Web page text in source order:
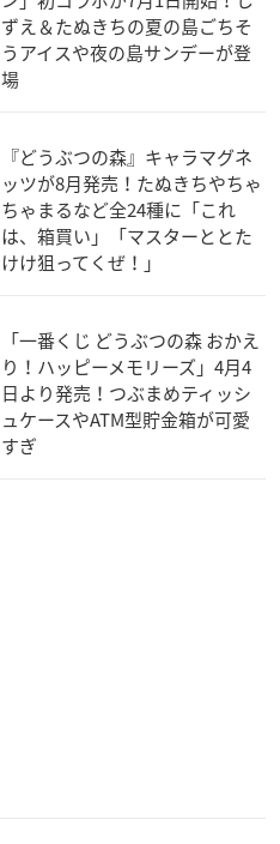
ずえ＆たぬきちの夏の島ごちそ
うアイスや夜の島サンデーが登
場
『どうぶつの森』キャラマグネ
ッツが8月発売！たぬきちやちゃ
ちゃまるなど全24種に「これ
は、箱買い」「マスターととた
けけ狙ってくぜ！」
「一番くじ どうぶつの森 おかえ
り！ハッピーメモリーズ」4月4
日より発売！つぶまめティッシ
ュケースやATM型貯金箱が可愛
すぎ